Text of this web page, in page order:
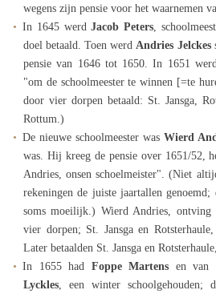
wegens zijn pensie voor het waarnemen
In 1645 werdJacob Peters ,
doel betaald. Toen werd Andries Jelckes
pensie van 1646 tot 1650. In 1651
"om de schoolmeester te winnen [=te
door vier dorpen betaald: St. Jansga,
Rottum.)
De nieuwe schoolmeester was Wierd
was. Hij kreeg de pensie over 1651/52,
Andries, onsen schoelmeister". (Niet
rekeningen de juiste jaartallen
soms moeilijk.) Wierd Andries,
vier dorpen; St. Jansga en
Later betaalden St. Jansga en
In 1655 had Foppe Martens en van
Lyckles , een winter